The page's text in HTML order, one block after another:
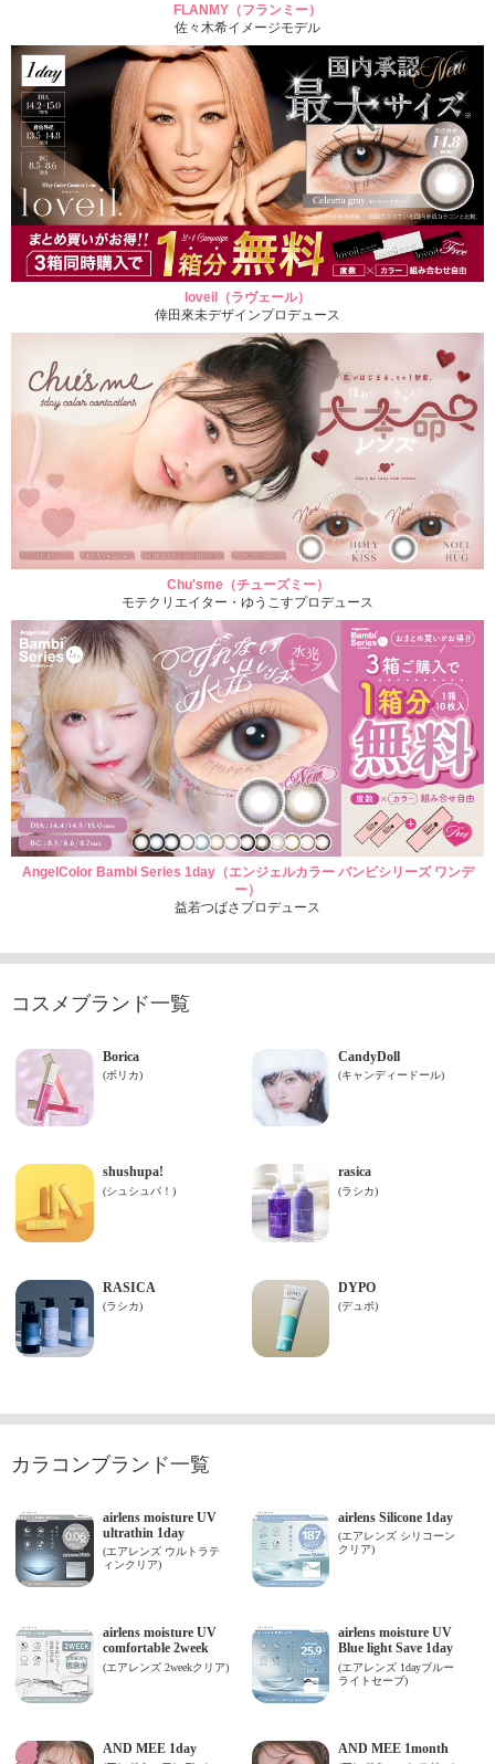
FLANMY（フランミー）
佐々木希イメージモデル
loveil（ラヴェール）
倖田來未デザインプロデュース
Chu'sme（チューズミー）
モテクリエイター・ゆうこすプロデュース
AngelColor Bambi Series 1day（エンジェルカラー バンビシリーズ ワンデ
ー）
益若つばさプロデュース
コスメブランド一覧
カラコンブランド一覧